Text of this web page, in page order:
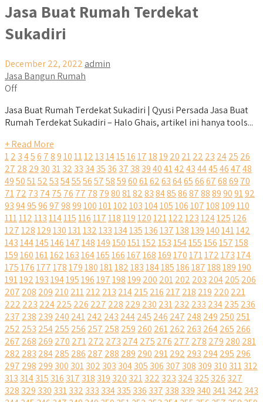
Jasa Buat Rumah Terdekat
Sukadiri
December 22, 2022 admin
Jasa Bangun Rumah
Off
Jasa Buat Rumah Terdekat Sukadiri | Qyusi Persada Jasa Buat
Rumah Terdekat Sukadiri – Halo Ghais, artikel ini hanya tools...
+ Read More
12 3456 78910111213141516171819 20 2122 23 2425 26
27 28 29 30 3132 33 3435 36 37 38 39404142434445464748
495051525354555657585960616263646566676869 70
7172 73 7475 76 77 78 7980818283848586878889909192
93949596979899100101102103104105106107108109110
111112113114115116117118119120121122123124125126
127128129130131132133134135136137138139140141142
143144145146147148149150151152153154155156157158
159160161162163164165166167168169170171172173174
175176177178179180181182183184185186187188189190
191192193194195196197198199 200 201202 203 204205 206
207 208 209 210 211212 213 214215 216 217 218 219 220 221
222 223 224225 226 227 228 229 230 231232 233 234235 236
237 238 239 240 241242 243 244245 246 247 248 249 250 251
252 253 254255 256 257 258 259 260 261262 263 264265 266
267 268 269 270 271272 273 274275 276 277 278 279 280 281
282 283 284285 286 287 288 289 290 291292 293 294295 296
297 298 299 300 301302 303 304305 306 307 308 309 310 311312
313 314315 316 317 318 319 320 321322 323 324325 326 327
328 329 330 331332 333 334335 336 337 338 339 340 341342 343